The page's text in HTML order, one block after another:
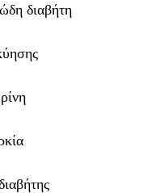
διαβήτη